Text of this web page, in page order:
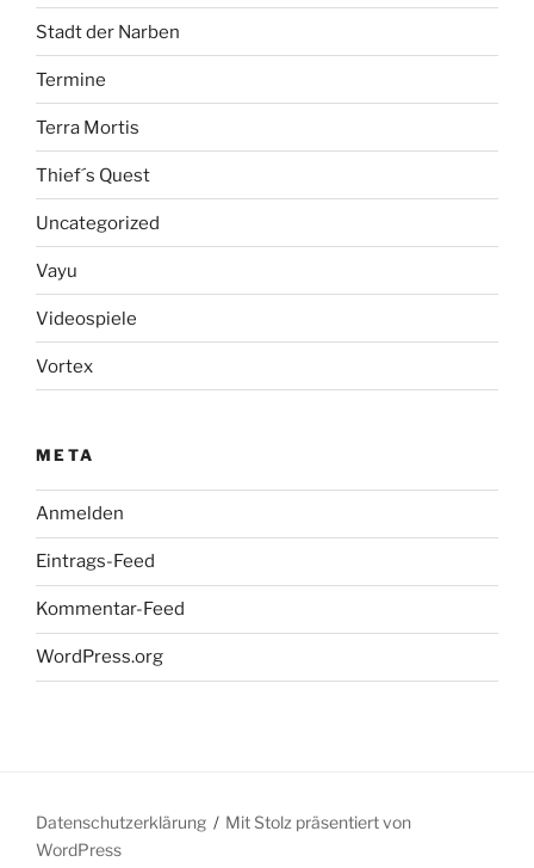
Stadt der Narben
Termine
Terra Mortis
Thief´s Quest
Uncategorized
Vayu
Videospiele
Vortex
META
Anmelden
Eintrags-Feed
Kommentar-Feed
WordPress.org
Datenschutzerklärung
Mit Stolz präsentiert von
WordPress